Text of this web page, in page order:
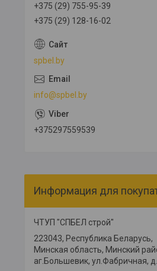
+375 (29) 755-95-39
+375 (29) 128-16-02
spbel.by
info@spbel.by
+375297559539
Информация для
ЧТУП "СПБЕЛ строй"
223043, Республика Беларусь,
Минская область, Минский
аг.Большевик, ул.Фабричная,